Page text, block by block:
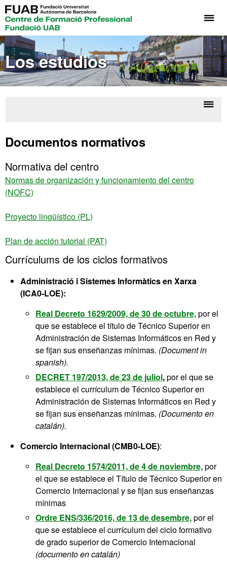
el
Los estudios
Documentos normativos
Normativa del centro
Normas de organización y funcionamiento del centro
(NOFC)
Proyecto lingüístico (PL)
Plan de acción tutorial (PAT)
Currículums de los ciclos formativos
Administració i Sistemes Informàtics en Xarxa
(ICA0-LOE):
Real Decreto 1629/2009, de 30 de octubre,por el
que se establece el título de Técnico Superior en
Administración de Sistemas Informáticos en Red y
se fijan sus enseñanzas mínimas. (Document in
spanish).
DECRET 197/2013, de 23 de juliol,por el que se
establece el currículum de Técnico Superior en
Administración de Sistemas Informáticos en Red y
se fijan sus enseñanzas mínimas. (Documento en
catalán).
Comercio Internacional (CMB0-LOE):
Real Decreto 1574/2011, de 4 de noviembre,por
el que se establece el Título de Técnico Superior en
Comercio Internacional y se fijan sus enseñanzas
mínimas
Ordre ENS/336/2016, de 13 de desembre,por el
que se establece el currículum del ciclo formativo
de grado superior de Comercio Internacional
(documento en catalán)